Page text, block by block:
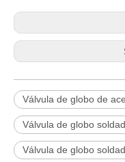
Válvula de globo de
Válvula de globo
Válvula de globo